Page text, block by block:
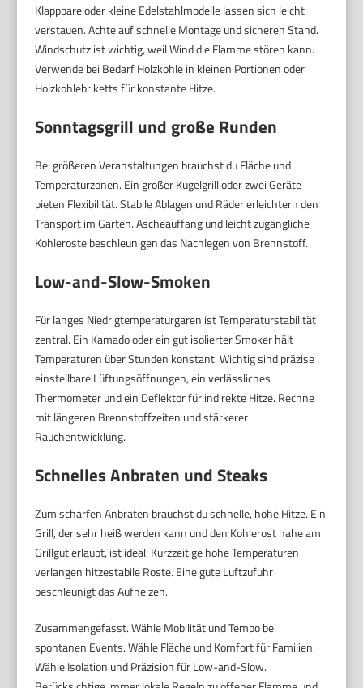
Klappbare oder kleine Edelstahlmodelle lassen sich leicht
verstauen. Achte auf schnelle Montage und sicheren Stand.
Windschutz ist wichtig, weil Wind die Flamme stören kann.
Verwende bei Bedarf Holzkohle in kleinen Portionen oder
Holzkohlebriketts für konstante Hitze.
Sonntagsgrill und große Runden
Bei größeren Veranstaltungen brauchst du Fläche und
Temperaturzonen. Ein großer Kugelgrill oder zwei Geräte
bieten Flexibilität. Stabile Ablagen und Räder erleichtern den
Transport im Garten. Ascheauffang und leicht zugängliche
Kohleroste beschleunigen das Nachlegen von Brennstoff.
Low-and-Slow-Smoken
Für langes Niedrigtemperaturgaren ist Temperaturstabilität
zentral. Ein Kamado oder ein gut isolierter Smoker hält
Temperaturen über Stunden konstant. Wichtig sind präzise
einstellbare Lüftungsöffnungen, ein verlässliches
Thermometer und ein Deflektor für indirekte Hitze. Rechne
mit längeren Brennstoffzeiten und stärkerer
Rauchentwicklung.
Schnelles Anbraten und Steaks
Zum scharfen Anbraten brauchst du schnelle, hohe Hitze. Ein
Grill, der sehr heiß werden kann und den Kohlerost nahe am
Grillgut erlaubt, ist ideal. Kurzzeitige hohe Temperaturen
verlangen hitzestabile Roste. Eine gute Luftzufuhr
beschleunigt das Aufheizen.
Zusammengefasst. Wähle Mobilität und Tempo bei
spontanen Events. Wähle Fläche und Komfort für Familien.
Wähle Isolation und Präzision für Low-and-Slow.